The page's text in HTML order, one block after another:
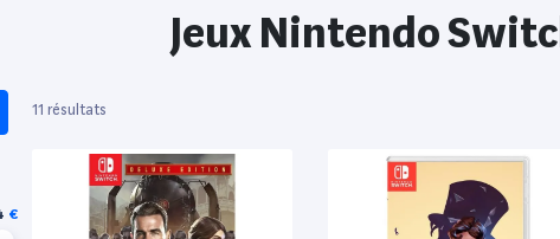
Jeux Nintendo
11 résultats